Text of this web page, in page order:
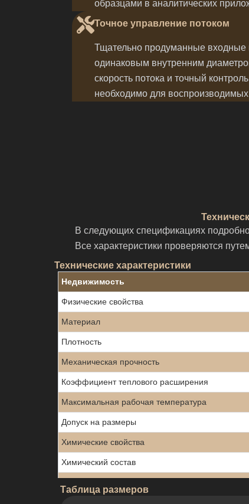
образцами в аналитических
Точное управление потоком
Тщательно продуманные входные
одинаковым внутренним
скорость потока и точный
необходимо для воспроизводимых
В следующих спецификациях
Все характеристики проверяются
Технические характеристики
Недвижимость
Физические свойства
Материал
Плотность
Механическая прочность
Коэффициент теплового расширения
Максимальная рабочая температура
Допуск на размеры
Химические свойства
Химический состав
Таблица размеров